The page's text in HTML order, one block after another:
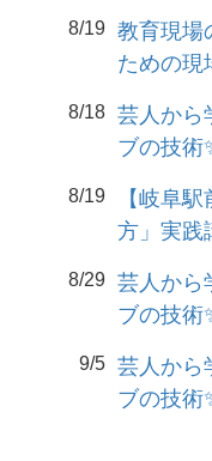
8/19 教育現
ための現
8/18 芸人から
ブの技術
8/19
【岐阜
方」実践
8/29 芸人から
ブの技術
9/5 芸人から
ブの技術